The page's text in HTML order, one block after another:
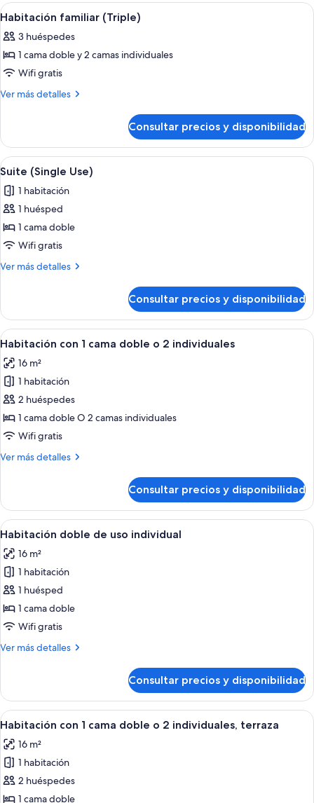
de
individual
Abrir
todas
las
fotos
de
Habitación
Habitación de hotel con dos camas,
4
Habitación familiar (Triple)
3 huéspedes
1 cama doble y 2 camas individuales
Wifi gratis
Ver más detalles
Más
familiar
(Triple)
Consultar precios y disponibilidad
Abrir
todas
las
fotos
de
Suite
(Single
Habitación de hotel con una cama
4
Suite (Single Use)
1 habitación
1 huésped
1 cama doble
Wifi gratis
Ver más detalles
Más
(Single
Use)
Consultar precios y disponibilidad
Abrir
todas
las
fotos
de
Habitación
con
cama
2
individuales
Habitación de hotel con una cama
6
Habitación con 1 cama doble o 2 individuales
16 m²
1 habitación
2 huéspedes
1 cama doble O 2 camas individuales
Wifi gratis
Ver más detalles
Más
con
cama
o
2
individuales
Consultar precios y disponibilidad
Abrir
todas
las
fotos
de
Habitación
doble
uso
Habitación de hotel con una cama
4
Habitación doble de uso individual
16 m²
1 habitación
1 huésped
1 cama doble
Wifi gratis
Ver más detalles
Más
doble
de
uso
Consultar precios y disponibilidad
Abrir
todas
las
fotos
de
Habitación
Habitación de hotel con una cama,
5
Habitación con 1 cama doble o 2 individuales, terraza
16 m²
1 habitación
2 huéspedes
1 cama doble